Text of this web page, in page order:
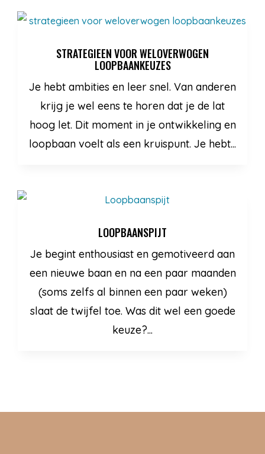
STRATEGIEEN VOOR WELOVERWOGEN
LOOPBAANKEUZES
Je hebt ambities en leer snel. Van anderen
krijg je wel eens te horen dat je de lat
hoog let. Dit moment in je ontwikkeling en
loopbaan voelt als een kruispunt. Je hebt...
LOOPBAANSPIJT
Je begint enthousiast en gemotiveerd aan
een nieuwe baan en na een paar maanden
(soms zelfs al binnen een paar weken)
slaat de twijfel toe. Was dit wel een goede
keuze?...